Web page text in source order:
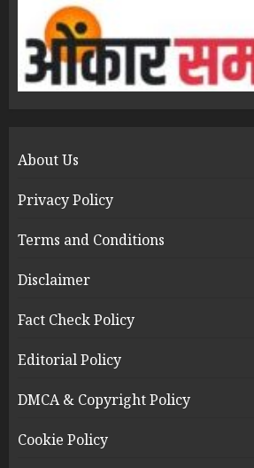
About Us
Privacy Policy
Terms and Conditions
Disclaimer
Fact Check Policy
Editorial Policy
DMCA & Copyright Policy
Cookie Policy